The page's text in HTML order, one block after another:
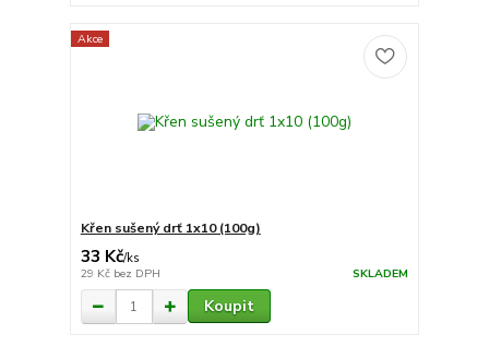
Akce
Křen sušený drť 1x10 (100g)
33 Kč/ks
29 Kč bez DPH SKLADEM
Koupit